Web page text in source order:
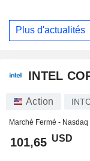
Plus d'actualités
INTEL
Action
Marché Fermé - Nasdaq
101,65 USD